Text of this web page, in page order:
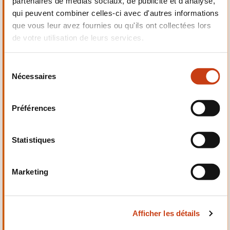
qui peuvent combiner celles-ci avec d'autres informations
que vous leur avez fournies ou qu'ils ont collectées lors
de votre utilisation de leurs services.
Nécessaires
Préférences
Statistiques
Marketing
Afficher les détails
Electrotechnique,
Automatismes